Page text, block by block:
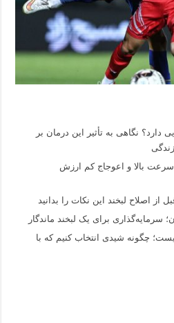
دارد؟ نگاهی به تأثیر این درمان بر
بالا و اعوجاج کم ارزش
از اصلاح لبخند این نکات را بدانید
سرمایه‌گذاری برای یک لبخند ماندگار
چگونه شیدی انتخاب کنیم که با